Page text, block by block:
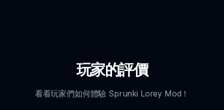
玩家的評價
看看玩家們如何體驗 Sprunki Lorey Mod！